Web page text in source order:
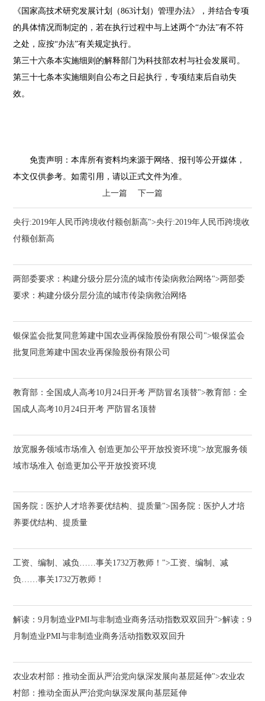
《国家高技术研究发展计划（863计划）管理办法》，并结合专项
的具体情况而制定的，若在执行过程中与上述两个“办法”有不符
之处，应按“办法”有关规定执行。
第三十六条本实施细则的解释部门为科技部农村与社会发展司。
第三十七条本实施细则自公布之日起执行，专项结束后自动失
效。
免责声明：本库所有资料均来源于网络、报刊等公开媒体，
本文仅供参考。如需引用，请以正式文件为准。
上一篇
下一篇
央行:2019年人民币跨境收付额创新高">央行:2019年人民币跨境收
付额创新高
两部委要求：构建分级分层分流的城市传染病救治网络">两部委
要求：构建分级分层分流的城市传染病救治网络
银保监会批复同意筹建中国农业再保险股份有限公司">银保监会
批复同意筹建中国农业再保险股份有限公司
教育部：全国成人高考10月24日开考 严防冒名顶替">教育部：全
国成人高考10月24日开考 严防冒名顶替
放宽服务领域市场准入 创造更加公平开放投资环境">放宽服务领
域市场准入 创造更加公平开放投资环境
国务院：医护人才培养要优结构、提质量">国务院：医护人才培
养要优结构、提质量
工资、编制、减负……事关1732万教师！">工资、编制、减
负……事关1732万教师！
解读：9月制造业PMI与非制造业商务活动指数双双回升">解读：9
月制造业PMI与非制造业商务活动指数双双回升
农业农村部：推动全面从严治党向纵深发展向基层延伸">农业农
村部：推动全面从严治党向纵深发展向基层延伸